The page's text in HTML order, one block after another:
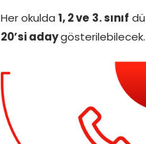
Her okulda 1, 2 ve 3. sınıf
20’si aday